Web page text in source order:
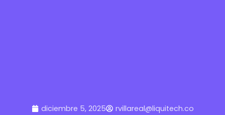
diciembre 5, 2025
rvillareal@liquitech.co